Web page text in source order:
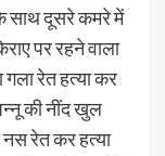
साथ दूसरे कमरे में
पर रहने वाला
रेत हत्या कर
की नींद खुल
रेत कर हत्या